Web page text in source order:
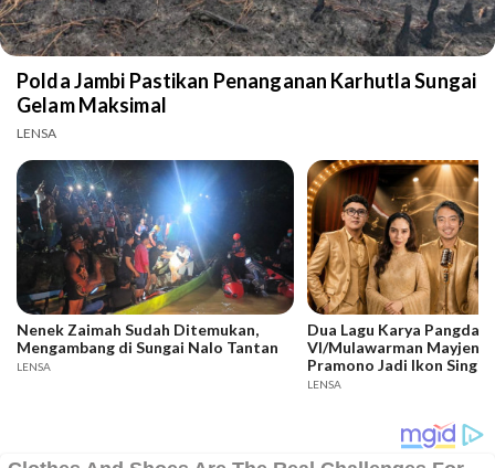
Polda Jambi Pastikan Penanganan Karhutla Sungai
Gelam Maksimal
LENSA
Nenek Zaimah Sudah Ditemukan,
Mengambang di Sungai Nalo Tantan
LENSA
Dua Lagu Karya Pangdam
VI/Mulawarman Mayjen
Pramono Jadi Ikon
Competition HUT Ke-81
LENSA